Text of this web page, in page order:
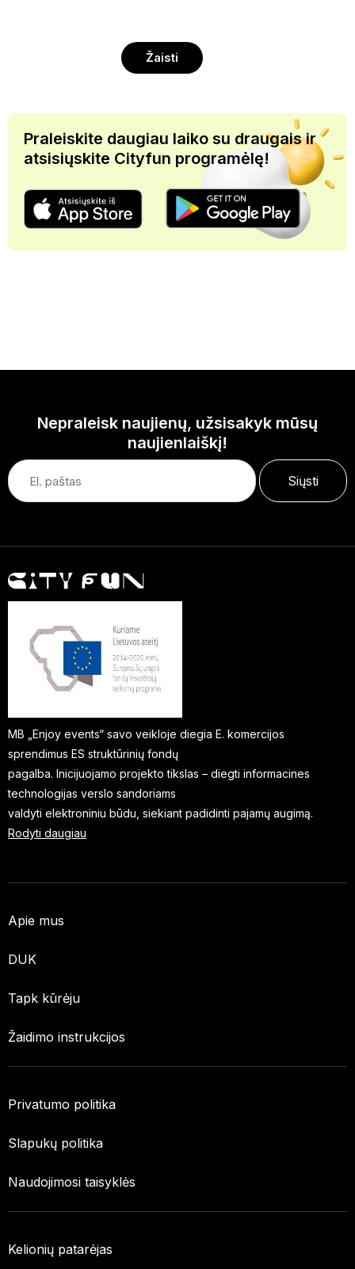
Žaisti
Praleiskite daugiau laiko su draugais ir
atsisiųskite Cityfun programėlę!
Nepraleisk naujienų, užsisakyk mūsų
naujienlaiškį!
Siųsti
MB „Enjoy events“ savo veikloje diegia E. komercijos
sprendimus ES struktūrinių fondų
pagalba. Inicijuojamo projekto tikslas – diegti informacines
technologijas verslo sandoriams
valdyti elektroniniu būdu, siekiant padidinti pajamų augimą.
Rodyti daugiau
Apie mus
DUK
Tapk kūrėju
Žaidimo instrukcijos
Privatumo politika
Slapukų politika
Naudojimosi taisyklės
Kelionių patarėjas